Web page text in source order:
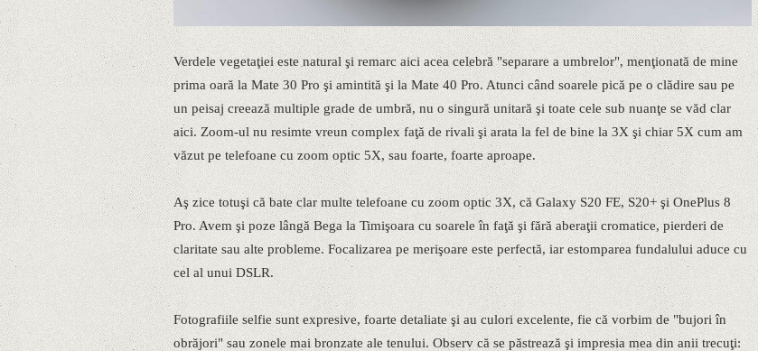
Verdele vegetaţiei este natural şi remarc aici acea celebră "separare a umbrelor", menţionată de mine
prima oară la Mate 30 Pro şi amintită şi la Mate 40 Pro. Atunci când soarele pică pe o clădire sau pe
un peisaj creează multiple grade de umbră, nu o singură unitară şi toate cele sub nuanţe se văd clar
aici. Zoom-ul nu resimte vreun complex faţă de rivali şi arata la fel de bine la 3X şi chiar 5X cum am
văzut pe telefoane cu zoom optic 5X, sau foarte, foarte aproape.
Aş zice totuşi că bate clar multe telefoane cu zoom optic 3X, că Galaxy S20 FE, S20+ şi OnePlus 8
Pro. Avem şi poze lângă Bega la Timişoara cu soarele în faţă şi fără aberaţii cromatice, pierderi de
claritate sau alte probleme. Focalizarea pe merişoare este perfectă, iar estomparea fundalului aduce cu
cel al unui DSLR.
Fotografiile selfie sunt expresive, foarte detaliate şi au culori excelente, fie că vorbim de "bujori în
obrăjori" sau zonele mai bronzate ale tenului. Observ că se păstrează şi impresia mea din anii trecuţi: